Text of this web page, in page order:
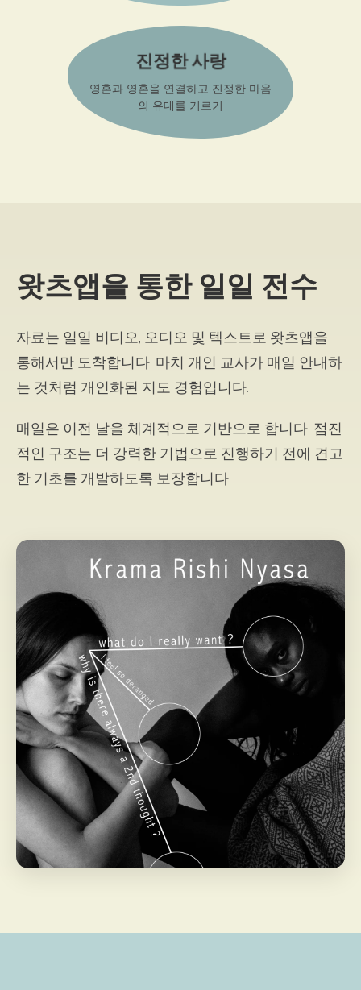
진정한 사랑
영혼과 영혼을 연결하고 진정한 마음
의 유대를 기르기
왓츠앱을 통한 일일 전수
자료는 일일 비디오, 오디오 및 텍스트로 왓츠앱을
통해서만 도착합니다. 마치 개인 교사가 매일 안내하
는 것처럼 개인화된 지도 경험입니다.
매일은 이전 날을 체계적으로 기반으로 합니다. 점진
적인 구조는 더 강력한 기법으로 진행하기 전에 견고
한 기초를 개발하도록 보장합니다.